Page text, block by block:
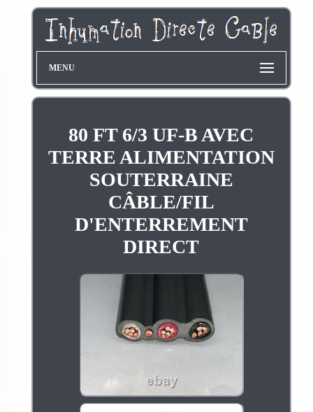
MENU
80 FT 6/3 UF-B AVEC
TERRE ALIMENTATION
SOUTERRAINE
CÂBLE/FIL
D'ENTERREMENT
DIRECT